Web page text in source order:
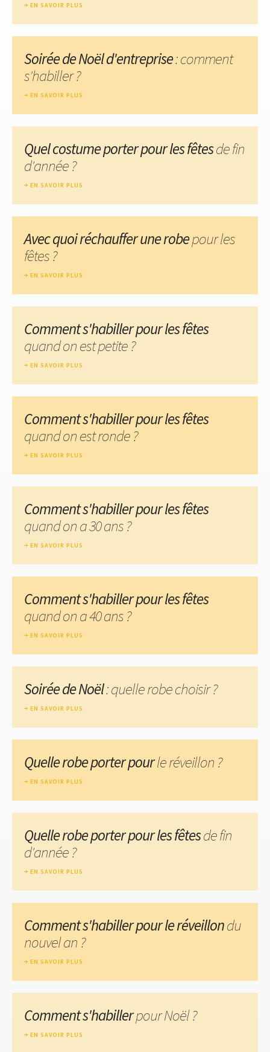
EN SAVOIR PLUS
Soirée de Noël d'entreprise: comment
s'habiller ?
EN SAVOIR PLUS
Quel costume porter pour les fêtesde fin
d'année ?
EN SAVOIR PLUS
Avec quoi réchauffer une robepour les
fêtes ?
EN SAVOIR PLUS
Comment s'habiller pour les fêtes
quand on est petite ?
EN SAVOIR PLUS
Comment s'habiller pour les fêtes
quand on est ronde ?
EN SAVOIR PLUS
Comment s'habiller pour les fêtes
quand on a 30 ans ?
EN SAVOIR PLUS
Comment s'habiller pour les fêtes
quand on a 40 ans ?
EN SAVOIR PLUS
Soirée de Noël: quelle robe choisir ?
EN SAVOIR PLUS
Quelle robe porter pourle réveillon ?
EN SAVOIR PLUS
Quelle robe porter pour les fêtesde fin
d'année ?
EN SAVOIR PLUS
Comment s'habiller pour le réveillondu
nouvel an ?
EN SAVOIR PLUS
Comment s'habillerpour Noël ?
EN SAVOIR PLUS